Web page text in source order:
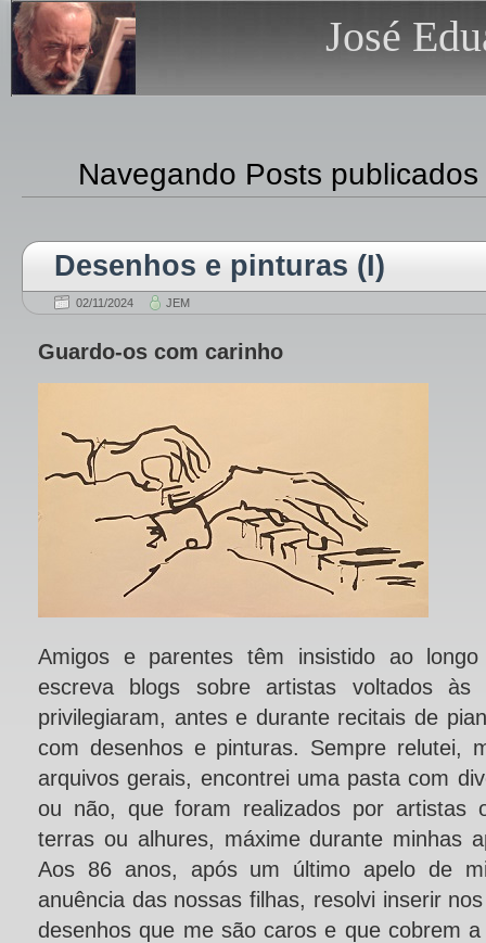
José
Navegando Posts
Desenhos e pinturas (I)
02/11/2024 JEM
Guardo-os com carinho
Amigos e parentes têm insistido ao
escreva blogs sobre artistas voltados
privilegiaram, antes e durante recitais de
com desenhos e pinturas. Sempre relutei,
arquivos gerais, encontrei uma pasta com
ou não, que foram realizados por artistas
terras ou alhures, máxime durante minhas
Aos 86 anos, após um último apelo de
anuência das nossas filhas, resolvi inserir
desenhos que me são caros e que cobrem